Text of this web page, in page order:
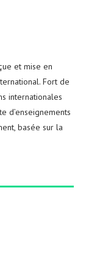
et mise en
Fort de
internationales
d’enseignements
basée sur la